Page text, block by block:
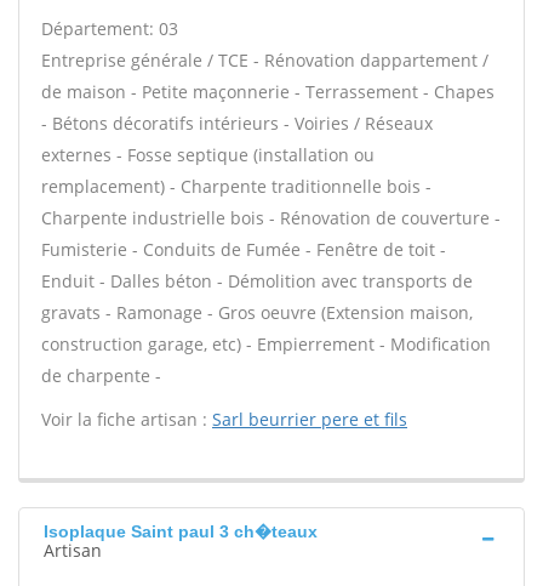
Département: 03
Entreprise générale / TCE - Rénovation dappartement /
de maison - Petite maçonnerie - Terrassement - Chapes
- Bétons décoratifs intérieurs - Voiries / Réseaux
externes - Fosse septique (installation ou
remplacement) - Charpente traditionnelle bois -
Charpente industrielle bois - Rénovation de couverture -
Fumisterie - Conduits de Fumée - Fenêtre de toit -
Enduit - Dalles béton - Démolition avec transports de
gravats - Ramonage - Gros oeuvre (Extension maison,
construction garage, etc) - Empierrement - Modification
de charpente -
Voir la fiche artisan : Sarl beurrier pere et fils
Isoplaque Saint paul 3 ch�teaux
Artisan